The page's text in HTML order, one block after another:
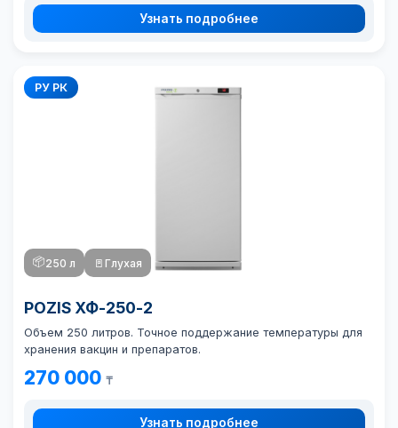
Узнать подробнее
РУ РК
📦250 л 🚪 Глухая
POZIS ХФ-250-2
Объем 250 литров. Точное поддержание температуры для
хранения вакцин и препаратов.
270 000 ₸
Узнать подробнее